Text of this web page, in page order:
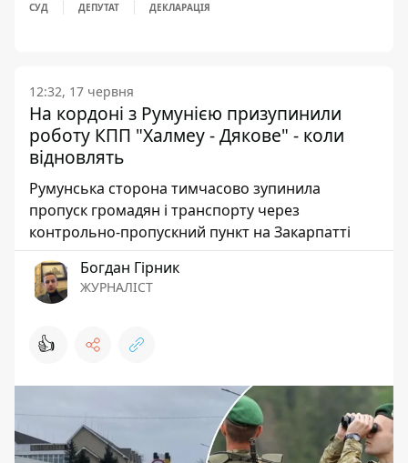
СУД ДЕПУТАТ ДЕКЛАРАЦІЯ
12:32, 17 червня
На кордоні з Румунією призупинили
роботу КПП "Халмеу - Дякове" - коли
відновлять
Румунська сторона тимчасово зупинила
пропуск громадян і транспорту через
контрольно-пропускний пункт на Закарпатті
Богдан Гірник
ЖУРНАЛІСТ
👍